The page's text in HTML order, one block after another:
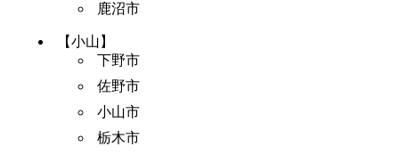
鹿沼市
【小山】
下野市
佐野市
小山市
栃木市